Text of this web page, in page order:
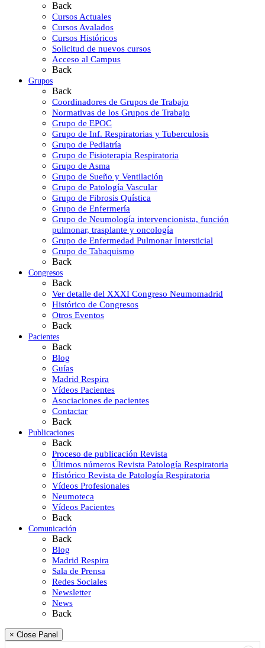
Back
Cursos Actuales
Cursos Avalados
Cursos Históricos
Solicitud de nuevos cursos
Acceso al Campus
Back
Grupos
Back
Coordinadores de Grupos de Trabajo
Normativas de los Grupos de Trabajo
Grupo de EPOC
Grupo de Inf. Respiratorias y Tuberculosis
Grupo de Pediatría
Grupo de Fisioterapia Respiratoria
Grupo de Asma
Grupo de Sueño y Ventilación
Grupo de Patología Vascular
Grupo de Fibrosis Quística
Grupo de Enfermería
Grupo de Neumología intervencionista, función
pulmonar, trasplante y oncología
Grupo de Enfermedad Pulmonar Intersticial
Grupo de Tabaquismo
Back
Congresos
Back
Ver detalle del XXXI Congreso Neumomadrid
Histórico de Congresos
Otros Eventos
Back
Pacientes
Back
Blog
Guías
Madrid Respira
Vídeos Pacientes
Asociaciones de pacientes
Contactar
Back
Publicaciones
Back
Proceso de publicación Revista
Últimos números Revista Patología Respiratoria
Histórico Revista de Patología Respiratoria
Vídeos Profesionales
Neumoteca
Vídeos Pacientes
Back
Comunicación
Back
Blog
Madrid Respira
Sala de Prensa
Redes Sociales
Newsletter
News
Back
× Close Panel